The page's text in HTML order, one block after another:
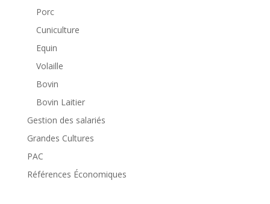
Porc
Cuniculture
Equin
Volaille
Bovin
Bovin Laitier
Gestion des salariés
Grandes Cultures
PAC
Références Économiques